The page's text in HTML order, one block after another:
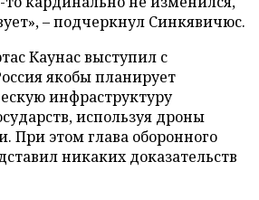
– подчеркнул Синкявичюс.
Каунас выступил с
якобы планирует
инфраструктуру
используя дроны
При этом глава оборонного
никаких доказательств